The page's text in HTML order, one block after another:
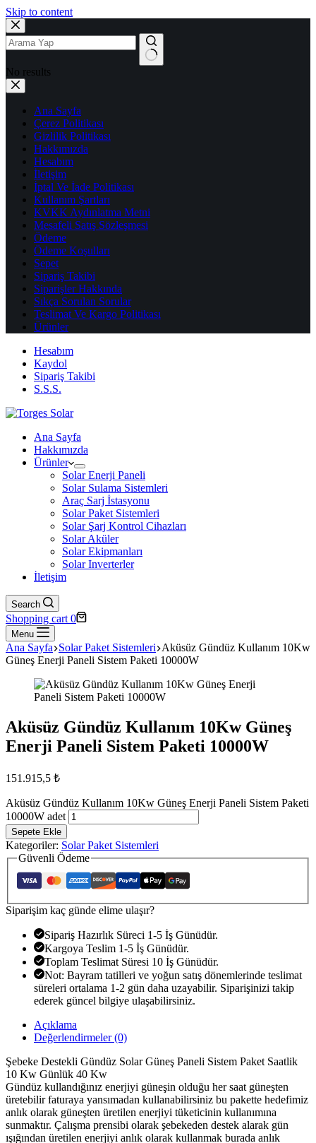
Skip to content
No results
Ana Sayfa
Çerez Politikası
Gizlilik Politikası
Hakkımızda
Hesabım
İletişim
İptal Ve İade Politikası
Kullanım Şartları
KVKK Aydınlatma Metni
Mesafeli Satış Sözleşmesi
Ödeme
Ödeme Koşulları
Sepet
Sipariş Takibi
Siparişler Hakkında
Sıkça Sorulan Sorular
Teslimat Ve Kargo Politikası
Ürünler
Hesabım
Kaydol
Sipariş Takibi
S.S.S.
Ana Sayfa
Hakkımızda
Ürünler
Solar Enerji Paneli
Solar Sulama Sistemleri
Araç Sarj İstasyonu
Solar Paket Sistemleri
Solar Şarj Kontrol Cihazları
Solar Aküler
Solar Ekipmanları
Solar Inverterler
İletişim
Search
Shopping cart 0
Menu
Ana Sayfa Solar Paket Sistemleri Aküsüz Gündüz Kullanım 10Kw
Güneş Enerji Paneli Sistem Paketi 10000W
Aküsüz Gündüz Kullanım 10Kw Güneş
Enerji Paneli Sistem Paketi 10000W
151.915,5 ₺
Aküsüz Gündüz Kullanım 10Kw Güneş Enerji Paneli Sistem Paketi
10000W adet
Sepete Ekle
Kategoriler: Solar Paket Sistemleri
Güvenli Ödeme
Siparişim kaç günde elime ulaşır?
Sipariş Hazırlık Süreci 1-5 İş Günüdür.
Kargoya Teslim 1-5 İş Günüdür.
Toplam Teslimat Süresi 10 İş Günüdür.
Not: Bayram tatilleri ve yoğun satış dönemlerinde teslimat
süreleri ortalama 1-2 gün daha uzayabilir. Siparişinizi takip
ederek güncel bilgiye ulaşabilirsiniz.
Açıklama
Değerlendirmeler (0)
Şebeke Destekli Gündüz Solar Güneş Paneli Sistem Paket Saatlik
10 Kw Günlük 40 Kw
Gündüz kullandığınız enerjiyi güneşin olduğu her saat güneşten
üretebilir faturaya yansımadan kullanabilirsiniz bu pakette hedefimiz
anlık olarak güneşten üretilen enerjiyi tüketicinin kullanımına
sunmaktır. Çalışma prensibi olarak şebekeden destek alarak gün
ışığından üretilen enerjiyi anlık olarak kullanmak burada anlık